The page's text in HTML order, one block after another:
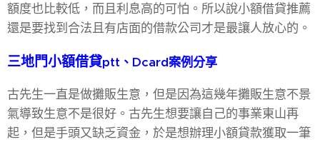
額度也比較低，而且利息高的可怕。所以說小額借貸推薦
還是要找到合法且有店面的借款公司才是最讓人放心的。
三地門小額借貸ptt、Dcard案例分享
古先生一直是做攤販生意，但是因為這幾年攤販生意不景
氣導致生意不是很好。古先生想要讓自己的事業東山再
起，但是手頭又缺乏資金，於是想辦理小額貸款獲取一筆